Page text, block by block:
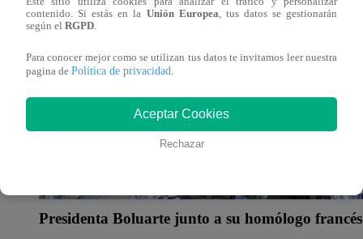
Presidenta Boluarte junto a su homólogo
contenido. Si estás en la Unión Europea , tus datos se gestionarán
según el RGPD
Para conocer mejor como se utilizan tus datos te invitamos leer nuestra
pagina de Política de privacidad
Aceptar Cookies
Rechazar